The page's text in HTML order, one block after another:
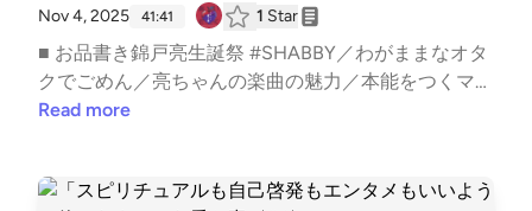
m: https://www.instagram.com/nara_deer18ゆきママ
TikTok: https://www.tiktok.com/@nara_deer18 ▼ not
e番組公式: https://note.com/snack_ai_to_doku/ゆき
ママ: https://note.com/nara_deer18/収録後の裏話や
のご感想もお待ちしております。
Nov 4, 2025 41:41 1 Star
■ お品書き錦戸亮生誕祭 #SHABBY／わがままなオタ
クでごめん／亮ちゃんの楽曲の魅力／本能をつくマー
ケティング／オタクマインドで世界は平和になる／あ
━━━━━━━━━━━━━スナック愛と毒 〜ゆき
Read more